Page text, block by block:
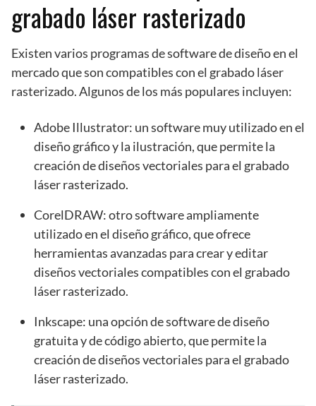
grabado láser rasterizado
Existen varios programas de software de diseño en el
mercado que son compatibles con el grabado láser
rasterizado. Algunos de los más populares incluyen:
Adobe Illustrator: un software muy utilizado en el
diseño gráfico y la ilustración, que permite la
creación de diseños vectoriales para el grabado
láser rasterizado.
CorelDRAW: otro software ampliamente
utilizado en el diseño gráfico, que ofrece
herramientas avanzadas para crear y editar
diseños vectoriales compatibles con el grabado
láser rasterizado.
Inkscape: una opción de software de diseño
gratuita y de código abierto, que permite la
creación de diseños vectoriales para el grabado
láser rasterizado.